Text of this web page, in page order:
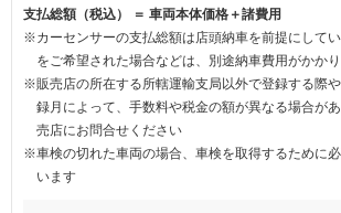
支払総額（税込） ＝ 車両本体価格＋諸費用
※カーセンサーの支払総額は店頭納車を前提にして
をご希望された場合などは、別途納車費用がかか
※販売店の所在する所轄運輸支局以外で登録する際
録月によって、手数料や税金の額が異なる場合が
売店にお問合せください
※車検の切れた車両の場合、車検を取得するために
います